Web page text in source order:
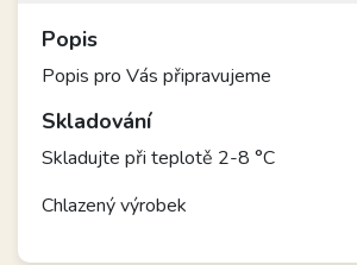
Popis
Popis pro Vás připravujeme
Skladování
Skladujte při teplotě 2-8 °C
Chlazený výrobek